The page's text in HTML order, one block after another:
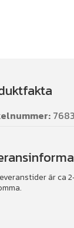
är ca